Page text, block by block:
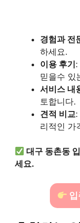
경험과 전
하세요.
이용 후기:
믿을수 있
서비스 내
토합니다.
견적 비교:
리적인 가
대구 동촌동
세요.
입